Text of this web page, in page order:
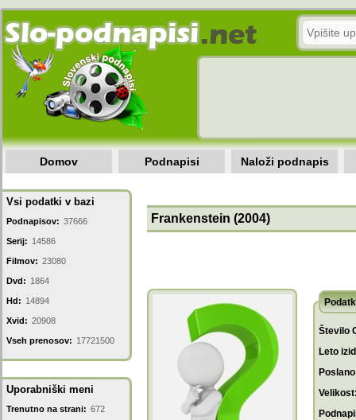
Domov Podnapisi Naloži podnapis
Vsi podatki v bazi
Podnapisov: 37666
Serij: 14586
Filmov: 23080
Dvd: 1864
Hd: 14894
Xvid: 20908
Vseh prenosov: 17721500
Uporabniški meni
Trenutno na strani: 672
Frankenstein (2004)
Število
Leto